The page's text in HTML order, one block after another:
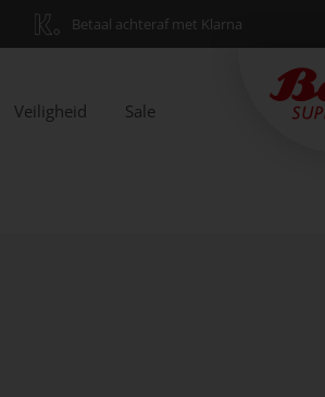
Betaal achteraf met Klarna
Veiligheid Sale